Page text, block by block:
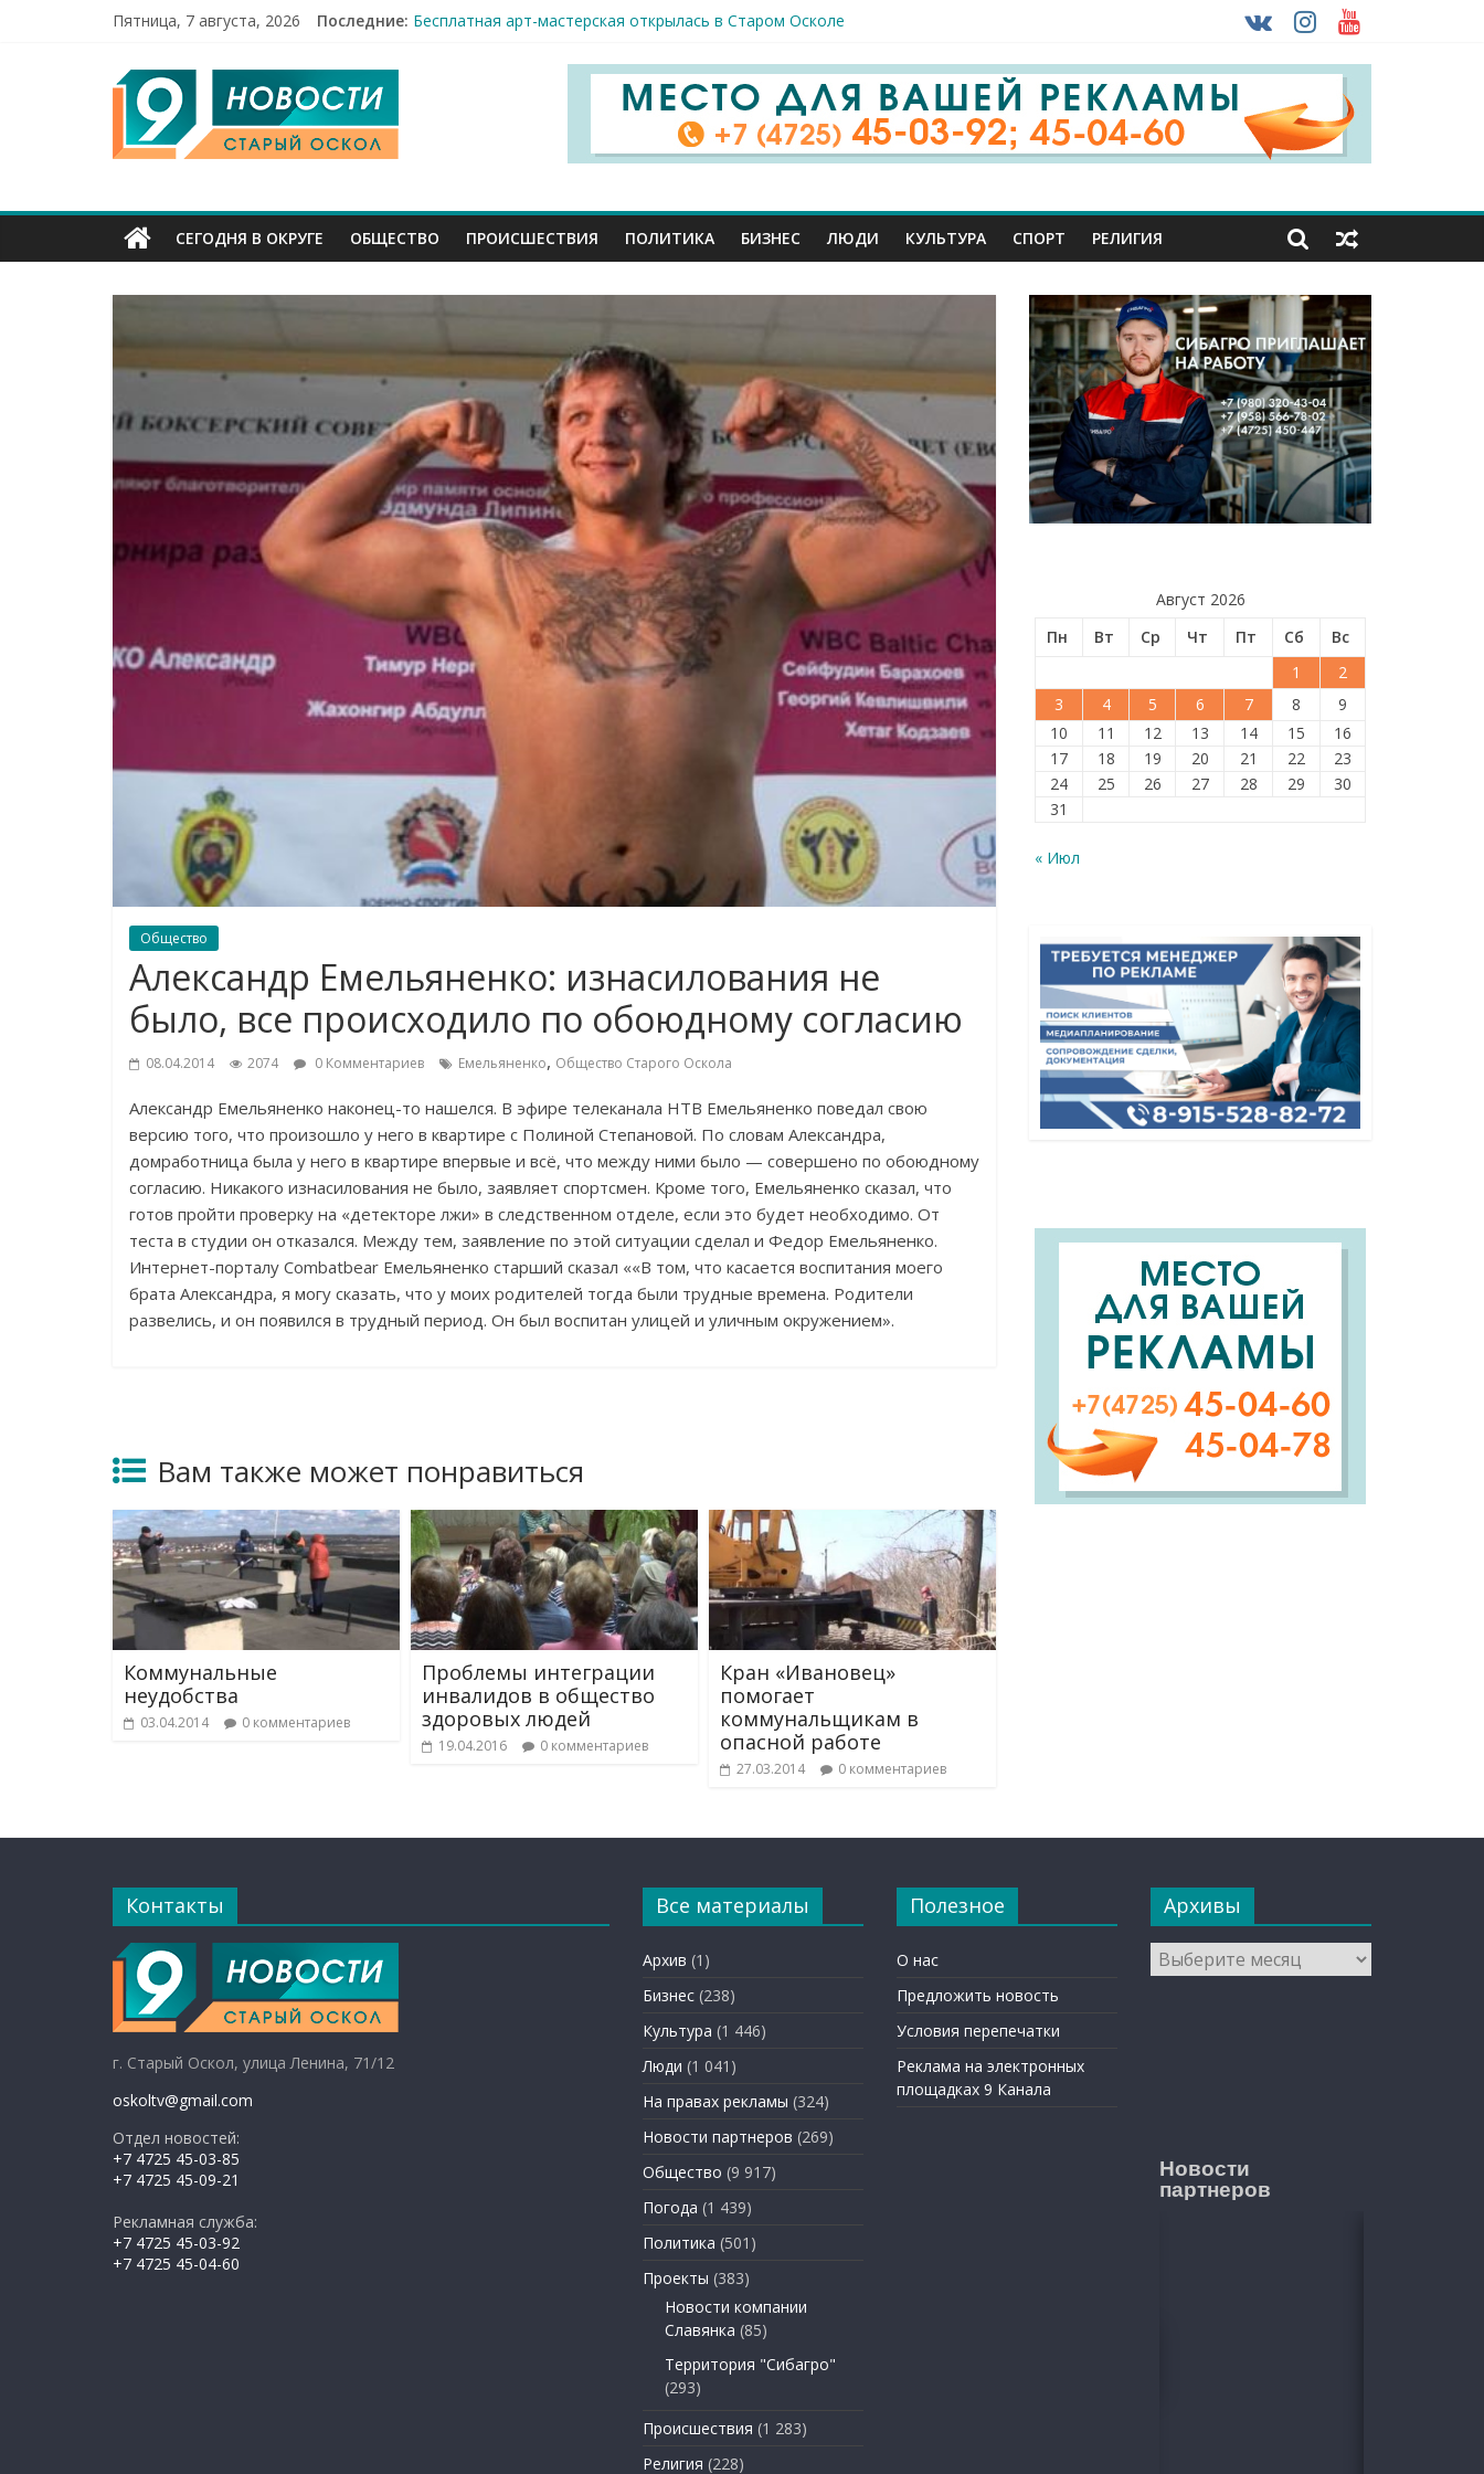
Пятница, 7 августа, 2026 Последние: Бесплатная арт-мастерская открылась в Старом Осколе
49,5 млн руб. похитили мошенники у жителей Белгородчины под предлогом ввоза машин из-за рубежа
Строители принимают поздравления с профессиональным праздником
Праздник спорта и достижений: в Старом Осколе отметили День физкультурника
9
Канал
Старый
Оскол
СЕГОДНЯ В ОКРУГЕ ОБЩЕСТВО ПРОИСШЕСТВИЯ ПОЛИТИКА БИЗНЕС ЛЮДИ КУЛЬТУРА СПОРТ РЕЛИГИЯ
Общество
Александр Емельяненко: изнасилования не
было, все происходило по обоюдному согласию
08.04.2014 2074 0 Комментариев Емельяненко, Общество Старого Оскола
Александр Емельяненко наконец-то нашелся. В эфире телеканала НТВ Емельяненко поведал свою
версию того, что произошло у него в квартире с Полиной Степановой. По словам Александра,
домработница была у него в квартире впервые и всё, что между ними было — совершено по обоюдному
согласию. Никакого изнасилования не было, заявляет спортсмен. Кроме того, Емельяненко сказал, что
готов пройти проверку на «детекторе лжи» в следственном отделе, если это будет необходимо. От
теста в студии он отказался. Между тем, заявление по этой ситуации сделал и Федор Емельяненко.
Интернет-порталу Combatbear Емельяненко старший сказал ««В том, что касается воспитания моего
брата Александра, я могу сказать, что у моих родителей тогда были трудные времена. Родители
развелись, и он появился в трудный период. Он был воспитан улицей и уличным окружением».
Вам также может понравиться
Коммунальные
неудобства
03.04.2014 0 комментариев
Проблемы интеграции
инвалидов в общество
здоровых людей
19.04.2016 0 комментариев
Кран «Ивановец»
помогает
коммунальщикам в
опасной работе
27.03.2014 0 комментариев
Август 2026
Пн
Вт Ср Чт Пт Сб
Вс
1
2
3
4 5 6 7 8
9
10
11 12 13 14 15
16
17
18 19 20 21 22
23
24
25 26 27 28 29
30
31
« Июл
Контакты
г. Старый Оскол, улица Ленина, 71/12
oskoltv@gmail.com
Отдел новостей:
+7 4725 45-03-85
+7 4725 45-09-21
Рекламная служба:
+7 4725 45-03-92
+7 4725 45-04-60
Все материалы
Архив (1)
Бизнес (238)
Культура (1 446)
Люди (1 041)
На правах рекламы (324)
Новости партнеров (269)
Общество (9 917)
Погода (1 439)
Политика (501)
Проекты (383)
Новости компании
Славянка (85)
Территория "Сибагро"
(293)
Происшествия (1 283)
Религия (228)
Полезное
О нас
Предложить новость
Условия перепечатки
Реклама на электронных
площадках 9 Канала
Архивы
Архивы
Новости
партнеров